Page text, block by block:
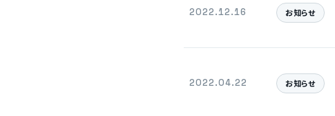
2022.12.16 お知らせ
2022.04.22 お知らせ